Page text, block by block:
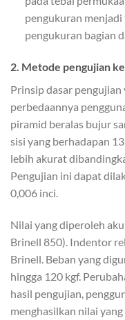
pengukuran
pengukuran bagian
2. Metode pengujian
Prinsip dasar pengujian
perbedaannya
piramid beralas bujur
sisi yang berhadapan
lebih akurat
Pengujian ini dapat
0,006 inci.
Nilai yang diperoleh
Brinell 850). Indentor
Brinell. Beban yang
hingga 120 kgf.
hasil pengujian,
menghasilkan nilai